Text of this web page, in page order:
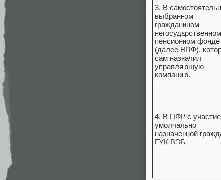
3. В
выбранном
гражданином
негосударственном
пенсионном фонде
(далее НПФ),
сам назначил
управляющую
компанию.
4. В ПФР с
умолчально
назначенной
ГУК ВЭБ.